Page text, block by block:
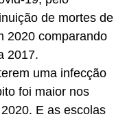
de mortes de
2020 comparando
2017.
uma infecção
foi maior nos
E as escolas